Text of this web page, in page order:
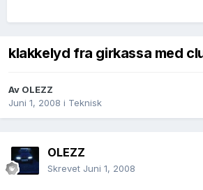
klakkelyd fra girkassa med
Av OLEZZ
Juni 1, 2008 i Teknisk
OLEZZ
Skrevet Juni 1, 2008